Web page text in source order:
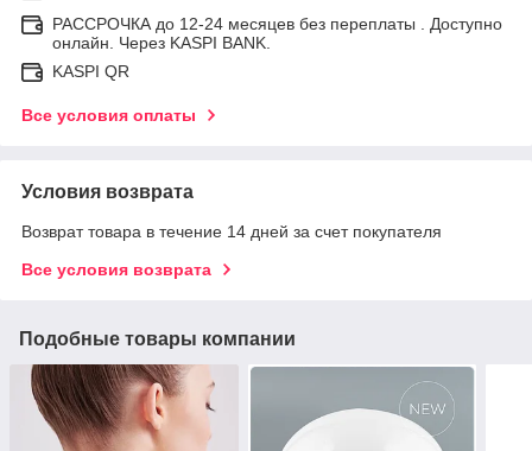
РАССРОЧКА до 12-24 месяцев без переплаты . Доступно
онлайн. Через KASPI BANK.
KASPI QR
Все условия оплаты
Условия возврата
Возврат товара в течение 14 дней за счет покупателя
Все условия возврата
Подобные товары компании